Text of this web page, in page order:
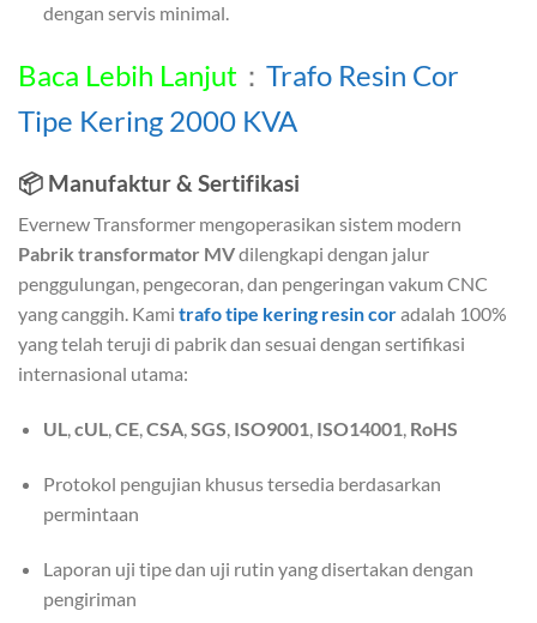
dengan servis minimal.
Baca Lebih Lanjut ： Trafo Resin Cor
Tipe Kering 2000 KVA
📦 Manufaktur & Sertifikasi
Evernew Transformer mengoperasikan sistem modern
Pabrik transformator MVdilengkapi dengan jalur
penggulungan, pengecoran, dan pengeringan vakum CNC
yang canggih. Kami trafo tipe kering resin coradalah 100%
yang telah teruji di pabrik dan sesuai dengan sertifikasi
internasional utama:
UL,cUL,CE,CSA,SGS, ISO9001, ISO14001, RoHS
Protokol pengujian khusus tersedia berdasarkan
permintaan
Laporan uji tipe dan uji rutin yang disertakan dengan
pengiriman